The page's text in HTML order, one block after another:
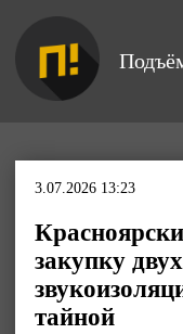
3.07.2026 13:23
закупку
тайной